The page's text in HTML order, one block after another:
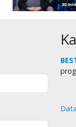
30 min